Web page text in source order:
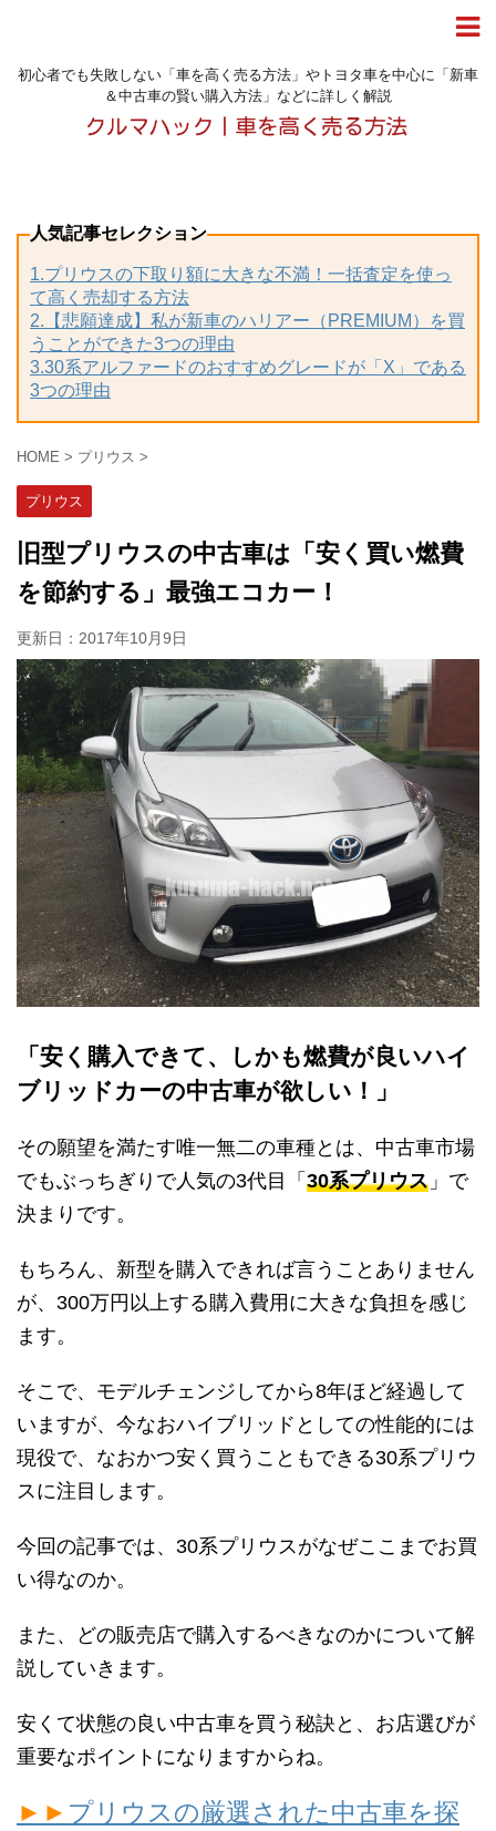
初心者でも失敗しない「車を高く売る方法」やトヨタ車を中心に「新車
＆中古車の賢い購入方法」などに詳しく解説
人気記事セレクション
1.プリウスの下取り額に大きな不満！一括査定を使っ
て高く売却する方法
2.【悲願達成】私が新車のハリアー（PREMIUM）を買
うことができた3つの理由
3.30系アルファードのおすすめグレードが「X」である
3つの理由
HOME > プリウス >
プリウス
旧型プリウスの中古車は「安く買い燃費
を節約する」最強エコカー！
更新日： 2017年10月9日
「安く購入できて、しかも燃費が良いハイ
ブリッドカーの中古車が欲しい！」
その願望を満たす唯一無二の車種とは、中古車市場
でもぶっちぎりで人気の3代目「 30系プリウス 」で
決まりです。
もちろん、新型を購入できれば言うことありません
が、300万円以上する購入費用に大きな負担を感じ
ます。
そこで、モデルチェンジしてから8年ほど経過して
いますが、今なおハイブリッドとしての性能的には
現役で、なおかつ安く買うこともできる30系プリウ
スに注目します。
今回の記事では、30系プリウスがなぜここまでお買
い得なのか。
また、どの販売店で購入するべきなのかについて解
説していきます。
安くて状態の良い中古車を買う秘訣と、お店選びが
重要なポイントになりますからね。
►► プリウスの厳選された中古車を探